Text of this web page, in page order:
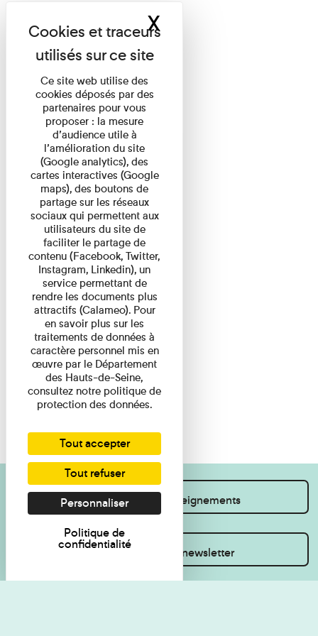
Je souhaite des renseignements
Inscrivez-vous à la newsletter
Ce site web utilise des
cookies déposés par des
partenaires pour vous
proposer : la mesure
d’audience utile à
l’amélioration du site
(Google analytics), des
cartes interactives (Google
maps), des boutons de
partage sur les réseaux
sociaux qui permettent aux
utilisateurs du site de
faciliter le partage de
contenu (Facebook, Twitter,
Instagram, Linkedin), un
service permettant de
rendre les documents plus
attractifs (Calameo). Pour
en savoir plus sur les
traitements de données à
caractère personnel mis en
œuvre par le Département
des Hauts-de-Seine,
consultez notre politique de
protection des données.
Tout accepter
Tout refuser
Personnaliser
Politique de
confidentialité
XMasquer le